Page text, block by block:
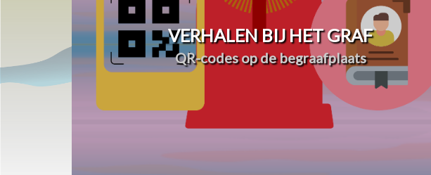
VERHALEN BIJ HET GRAF
QR-codes op de begraafplaats